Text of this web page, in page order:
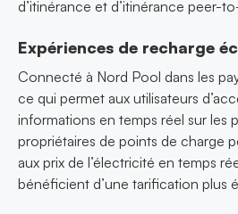
d’itinérance et d’itinérance peer-
Expériences de recharge
Connecté à Nord Pool dans les
ce qui permet aux utilisateurs
informations en temps réel sur les
propriétaires de points de charge
aux prix de l’électricité en temps
bénéficient d’une tarification plus